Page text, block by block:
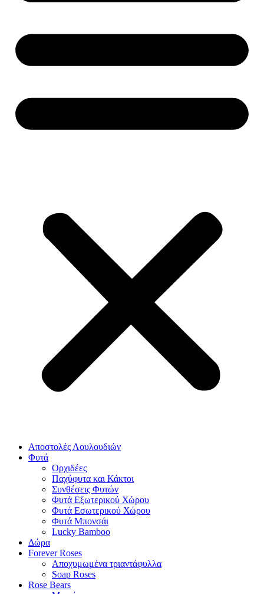
Αποστολές Λουλουδιών
Φυτά
Ορχιδέες
Παχύφυτα και Κάκτοι
Συνθέσεις Φυτών
Φυτά Εξωτερικού Χώρου
Φυτά Εσωτερικού Χώρου
Φυτά Μπονσάι
Lucky Bamboo
Δώρα
Forever Roses
Αποχυμωμένα τριαντάφυλλα
Soap Roses
Rose Βears